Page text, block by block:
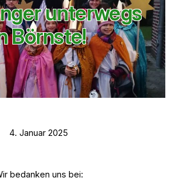
unterwegs
Börnste!
4. Januar 2025
bedanken uns bei: